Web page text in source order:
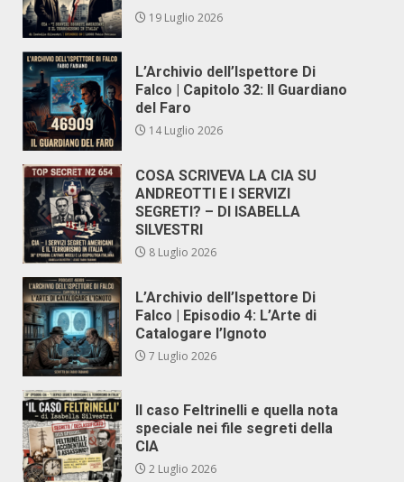
19 Luglio 2026
L’Archivio dell’Ispettore Di
Falco | Capitolo 32: Il Guardiano
del Faro
14 Luglio 2026
COSA SCRIVEVA LA CIA SU
ANDREOTTI E I SERVIZI
SEGRETI? – DI ISABELLA
SILVESTRI
8 Luglio 2026
L’Archivio dell’Ispettore Di
Falco | Episodio 4: L’Arte di
Catalogare l’Ignoto
7 Luglio 2026
Il caso Feltrinelli e quella nota
speciale nei file segreti della
CIA
2 Luglio 2026